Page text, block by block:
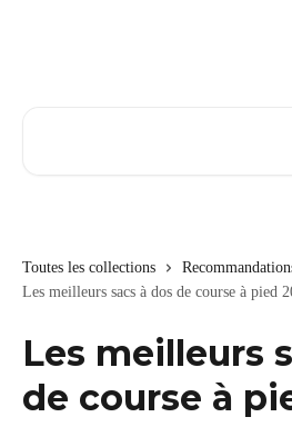
Toutes les collections
Les meilleurs sacs à dos de course à pied
Les meilleurs
de course à